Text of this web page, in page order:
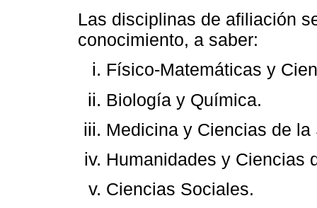
Las disciplinas de afiliación
conocimiento, a saber:
Físico-Matemáticas y
Biología y Química.
Medicina y Ciencias de la
Humanidades y Ciencias
Ciencias Sociales.